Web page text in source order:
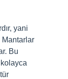
yani
Mantarlar
Bu